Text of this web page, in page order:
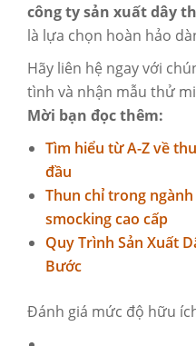
công ty sản xuất dây
là lựa chọn hoàn hảo
Hãy liên hệ ngay với
tình và nhận mẫu thử
Mời bạn đọc thêm:
Tìm hiểu từ A-Z về
đầu
Thun chỉ trong
smocking cao cấp
Quy Trình Sản Xuất
Bước
Đánh giá mức độ hữu